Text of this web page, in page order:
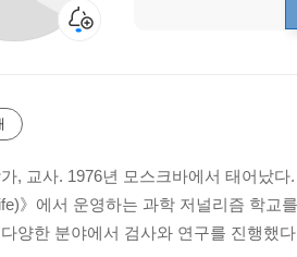
, 교사. 1976년 모스크바에서 태어났
》에서 운영하는 과학 저널리즘 학교
양한 분야에서 검사와 연구를 진행했